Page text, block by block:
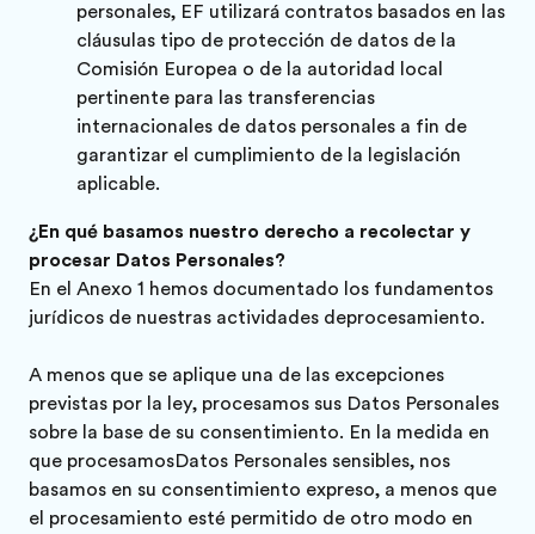
personales, EF utilizará contratos basados en las
cláusulas tipo de protección de datos de la
Comisión Europea o de la autoridad local
pertinente para las transferencias
internacionales de datos personales a fin de
garantizar el cumplimiento de la legislación
aplicable.
¿En qué basamos nuestro derecho a recolectar y
procesar Datos Personales?
En el Anexo 1 hemos documentado los fundamentos
jurídicos de nuestras actividades deprocesamiento.
A menos que se aplique una de las excepciones
previstas por la ley, procesamos sus Datos Personales
sobre la base de su consentimiento. En la medida en
que procesamosDatos Personales sensibles, nos
basamos en su consentimiento expreso, a menos que
el procesamiento esté permitido de otro modo en